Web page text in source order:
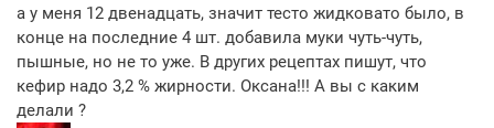
а у меня 12 двенадцать, значит тесто жидковато было, в
конце на последние 4 шт. добавила муки чуть-чуть,
пышные, но не то уже. В других рецептах пишут, что
кефир надо 3,2 % жирности. Оксана!!! А вы с каким
делали ?